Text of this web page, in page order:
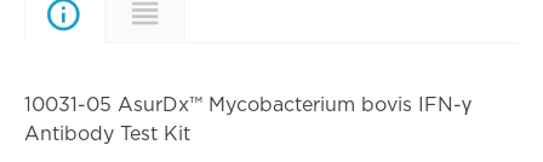
Описание
10031-05 AsurDx™ Mycobacterium bovis IFN-γ
Antibody Test Kit